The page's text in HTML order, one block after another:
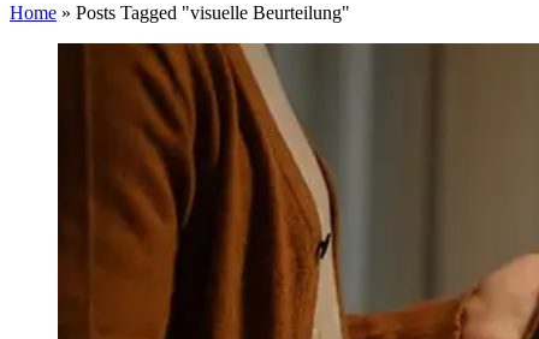
Home » Posts Tagged "visuelle Beurteilung"